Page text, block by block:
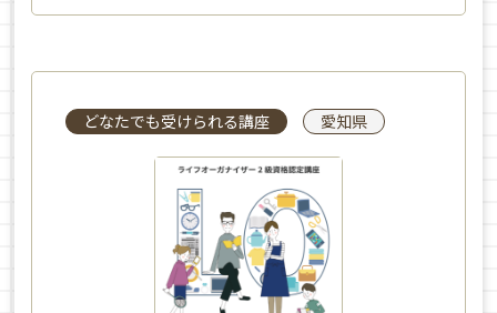
どなたでも受けられる講座 愛知県